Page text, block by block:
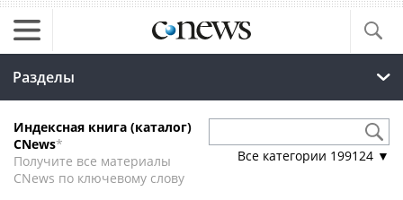
Разделы
Индексная книга (каталог)
CNews*
Получите все материалы
CNews по ключевому слову
Все категории 199124 ▼